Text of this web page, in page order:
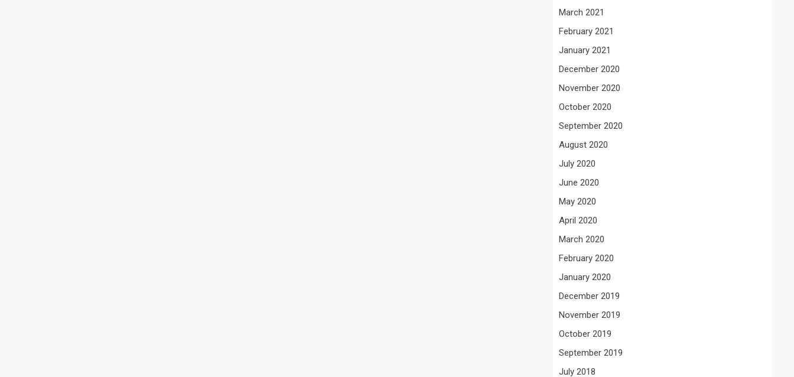
March 2021
February 2021
January 2021
December 2020
November 2020
October 2020
September 2020
August 2020
July 2020
June 2020
May 2020
April 2020
March 2020
February 2020
January 2020
December 2019
November 2019
October 2019
September 2019
July 2018